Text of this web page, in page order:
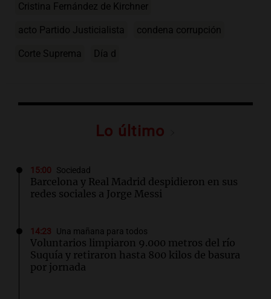
Cristina Fernández de Kirchner
acto Partido Justicialista condena corrupción
Corte Suprema Día d
Lo último
15:00 Sociedad
Barcelona y Real Madrid despidieron en sus
redes sociales a Jorge Messi
14:23 Una mañana para todos
Voluntarios limpiaron 9.000 metros del río
Suquía y retiraron hasta 800 kilos de basura
por jornada